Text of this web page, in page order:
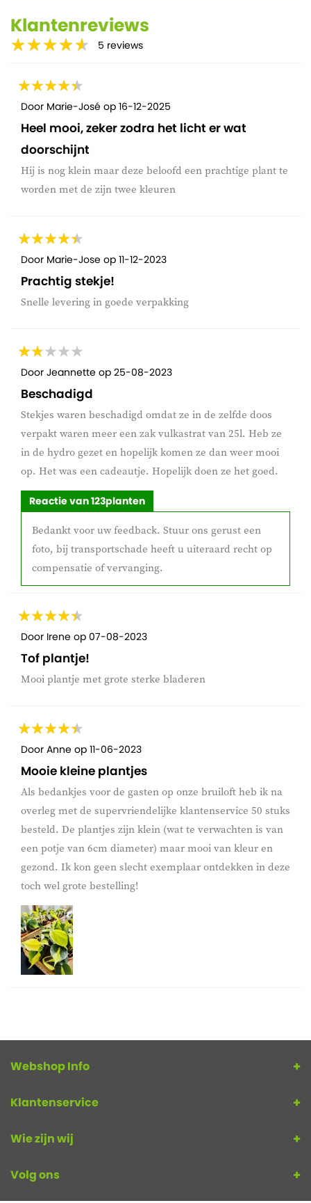
Klantenreviews
5 reviews
Door Marie-José op 16-12-2025
Heel mooi, zeker zodra het licht er wat
doorschijnt
Hij is nog klein maar deze beloofd een prachtige plant te
worden met de zijn twee kleuren
Door Marie-Jose op 11-12-2023
Prachtig stekje!
Snelle levering in goede verpakking
Door Jeannette op 25-08-2023
Beschadigd
Stekjes waren beschadigd omdat ze in de zelfde doos
verpakt waren meer een zak vulkastrat van 25l. Heb ze
in de hydro gezet en hopelijk komen ze dan weer mooi
op. Het was een cadeautje. Hopelijk doen ze het goed.
Reactie van 123planten
Bedankt voor uw feedback. Stuur ons gerust een
foto, bij transportschade heeft u uiteraard recht op
compensatie of vervanging.
Door Irene op 07-08-2023
Tof plantje!
Mooi plantje met grote sterke bladeren
Door Anne op 11-06-2023
Mooie kleine plantjes
Als bedankjes voor de gasten op onze bruiloft heb ik na
overleg met de supervriendelijke klantenservice 50 stuks
besteld. De plantjes zijn klein (wat te verwachten is van
een potje van 6cm diameter) maar mooi van kleur en
gezond. Ik kon geen slecht exemplaar ontdekken in deze
toch wel grote bestelling!
Webshop Info
Klantenservice
Wie zijn wij
Volg ons